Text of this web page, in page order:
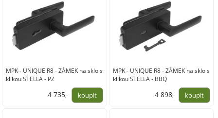
MPK - UNIQUE R8 - ZÁMEK na sklo s
klikou STELLA - PZ
4 735,-
MPK - UNIQUE R8 - ZÁMEK na sklo s
klikou STELLA - BBQ
4 898,-